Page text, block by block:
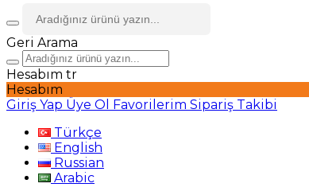
Geri Arama
Hesabım tr
Hesabım
Giriş Yap Üye Ol Favorilerim Sipariş Takibi
Türkçe
English
Russian
Arabic